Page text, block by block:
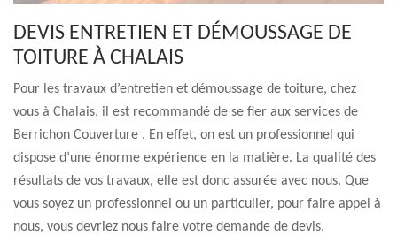
DEVIS ENTRETIEN ET DÉMOUSSAGE DE
TOITURE À CHALAIS
Pour les travaux d’entretien et démoussage de toiture, chez
vous à Chalais, il est recommandé de se fier aux services de
Berrichon Couverture . En effet, on est un professionnel qui
dispose d’une énorme expérience en la matière. La qualité des
résultats de vos travaux, elle est donc assurée avec nous. Que
vous soyez un professionnel ou un particulier, pour faire appel à
nous, vous devriez nous faire votre demande de devis.